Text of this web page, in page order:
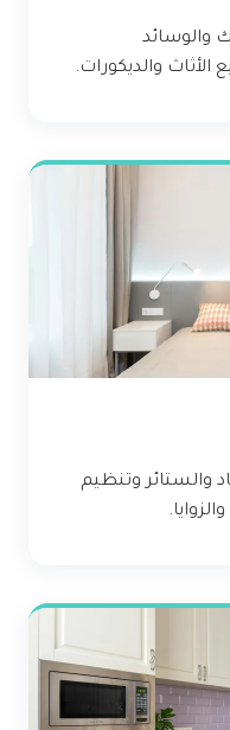
والوسائد
الأثاث والديكورات.
وتنظيم